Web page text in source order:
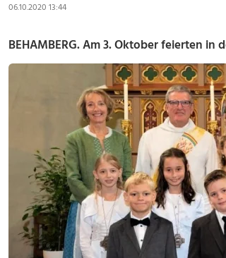
06.10.2020 13:44
BEHAMBERG. Am 3. Oktober feierten